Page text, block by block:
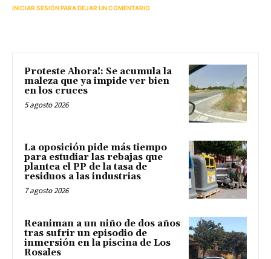
INICIAR SESIÓN PARA DEJAR UN COMENTARIO
Proteste Ahora!: Se acumula la
maleza que ya impide ver bien
en los cruces
5 agosto 2026
La oposición pide más tiempo
para estudiar las rebajas que
plantea el PP de la tasa de
residuos a las industrias
7 agosto 2026
Reaniman a un niño de dos años
tras sufrir un episodio de
inmersión en la piscina de Los
Rosales